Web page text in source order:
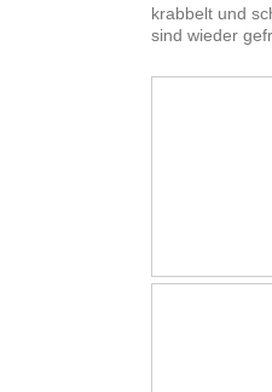
krabbelt und
sind wieder